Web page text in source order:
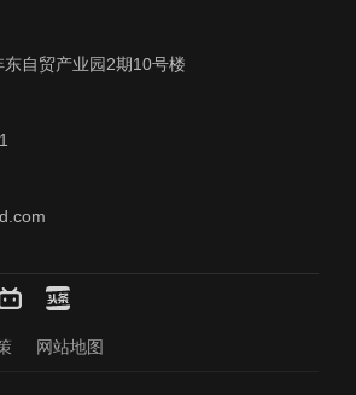
自贸产业园2期10号楼
网站地图